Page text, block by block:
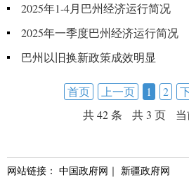
2025年1-4月巴州经济运行简况
2025年一季度巴州经济运行简况
巴州以旧换新政策成效明显
首页 上一页 1 2
共 42 条
共 3 页
网站链接： 中国政府网 ｜ 新疆政府网